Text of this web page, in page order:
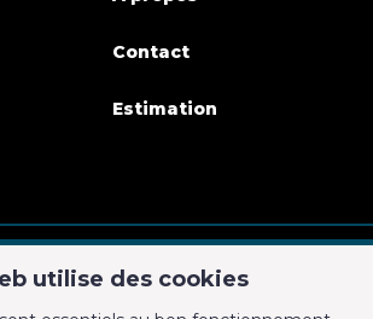
utilise des cookies
Contact
Estimation